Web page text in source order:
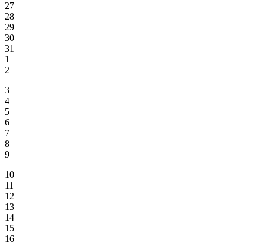
27
28
29
30
31
1
2
3
4
5
6
7
8
9
10
11
12
13
14
15
16